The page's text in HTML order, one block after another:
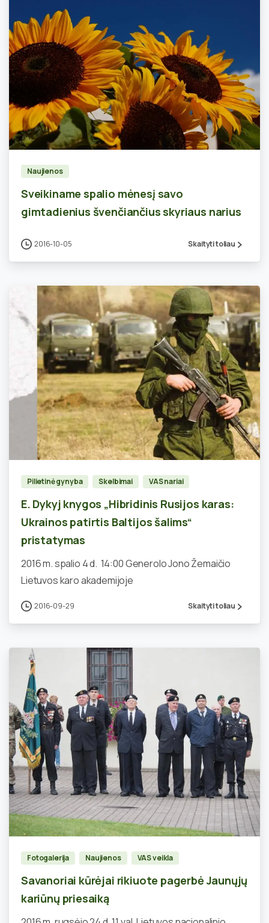
0
Naujienos
Sveikiname spalio mėnesį savo
gimtadienius švenčiančius skyriaus narius
2016-10-05 Skaityti toliau
0
Pilietinė gynyba Skelbimai VAS nariai
E. Dykyj knygos „Hibridinis Rusijos karas:
Ukrainos patirtis Baltijos šalims“
pristatymas
2016 m. spalio 4 d. 14:00 Generolo Jono Žemaičio
Lietuvos karo akademijoje
2016-09-29 Skaityti toliau
Fotogalerija Naujienos VAS veikla
Savanoriai kūrėjai rikiuote pagerbė Jaunųjų
kariūnų priesaiką